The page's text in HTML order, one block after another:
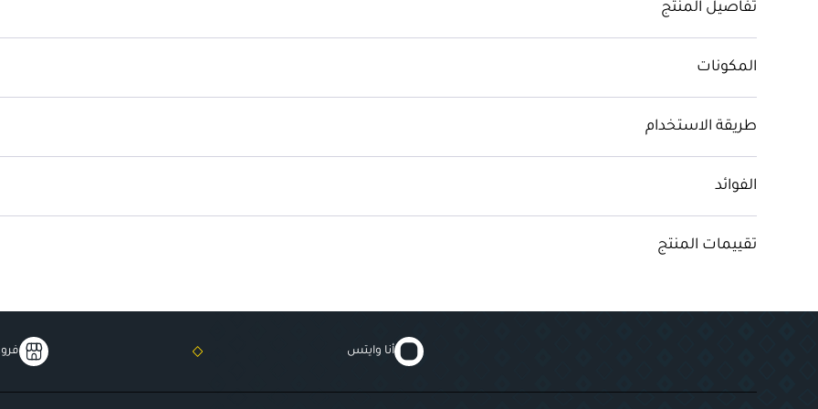
تفاصيل المنتج
المكونات
طريقة الاستخدام
الفوائد
تقييمات المنتج
أنا وايتس